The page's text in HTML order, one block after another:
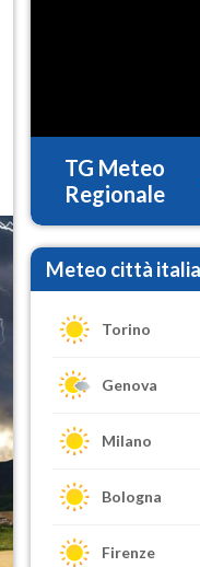
TG Meteo
Regionale
Meteo città
Torino
Genova
Milano
Bologna
Firenze